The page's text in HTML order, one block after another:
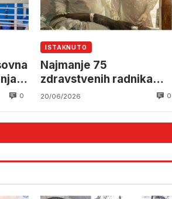
0
ISTAKNUTO
Najmanje 75
zdravstvenih radnika
zaraženo ebolom u
20/06/2026 0